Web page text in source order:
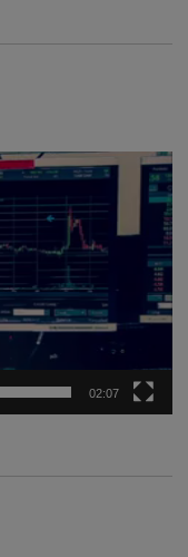
02:07